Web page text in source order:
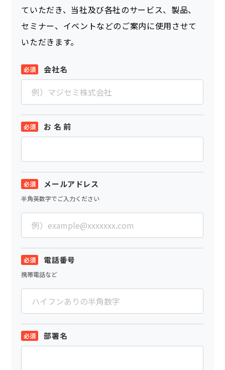
ていただき、当社及び各社のサービス、製品、
セミナー、イベントなどのご案内に使用させて
いただきます。
会社名
お 名 前
メールアドレス
半角英数字でご入力ください
電話番号
携帯電話など
部署名